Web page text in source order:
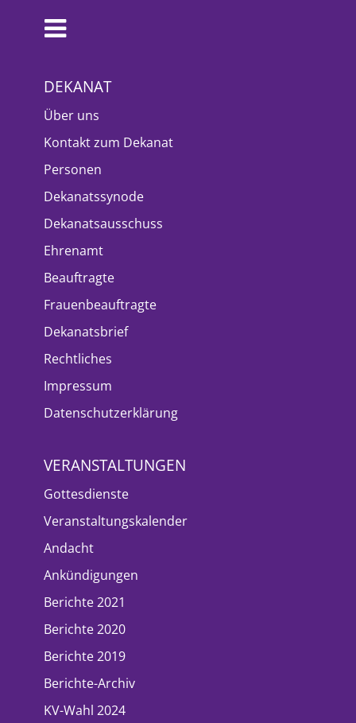
DEKANAT
Über uns
Kontakt zum Dekanat
Personen
Dekanatssynode
Dekanatsausschuss
Ehrenamt
Beauftragte
Frauenbeauftragte
Dekanatsbrief
Rechtliches
Impressum
Datenschutzerklärung
VERANSTALTUNGEN
Gottesdienste
Veranstaltungskalender
Andacht
Ankündigungen
Berichte 2021
Berichte 2020
Berichte 2019
Berichte-Archiv
KV-Wahl 2024